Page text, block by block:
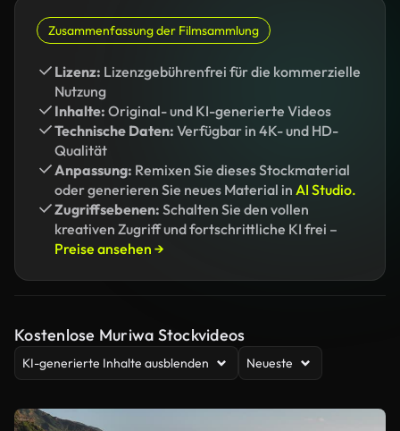
Zusammenfassung der Filmsammlung
Lizenz: Lizenzgebührenfrei für die kommerzielle
Nutzung
Inhalte: Original- und KI-generierte Videos
Technische Daten: Verfügbar in 4K- und HD-
Qualität
Anpassung: Remixen Sie dieses Stockmaterial
oder generieren Sie neues Material in AI Studio.
Zugriffsebenen: Schalten Sie den vollen
kreativen Zugriff und fortschrittliche KI frei –
Preise ansehen →
Kostenlose Muriwa Stockvideos
KI-generierte Inhalte ausblenden Neueste